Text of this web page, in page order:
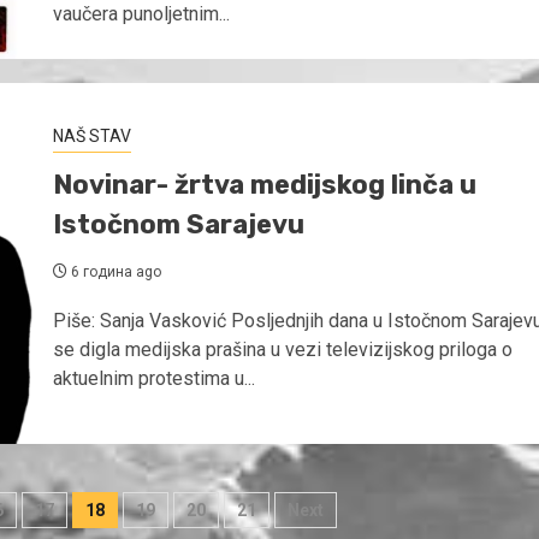
vaučera punoljetnim...
NAŠ STAV
Novinar- žrtva medijskog linča u
Istočnom Sarajevu
6 година ago
Piše: Sanja Vasković Posljednjih dana u Istočnom
se digla medijska prašina u vezi televizijskog priloga o
aktuelnim protestima u...
17 18 19 20 21